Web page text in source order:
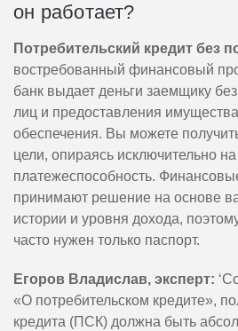
он работает?
Потребительский кредит без
востребованный финансовый
банк выдает деньги заемщику
лиц и предоставления
обеспечения. Вы можете
цели, опираясь исключительно
платежеспособность.
принимают решение на основе
истории и уровня дохода,
часто нужен только паспорт.
Егоров Владислав, эксперт:
«О потребительском кредите»,
кредита (ПСК) должна быть